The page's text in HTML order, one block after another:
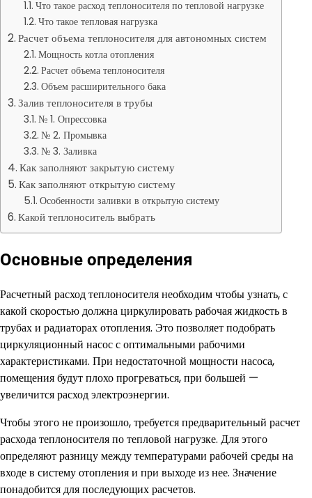
Что такое расход теплоносителя по тепловой нагрузке
Что такое тепловая нагрузка
Расчет объема теплоносителя для автономных систем
Мощность котла отопления
Расчет объема теплоносителя
Объем расширительного бака
Залив теплоносителя в трубы
№ 1. Опрессовка
№ 2. Промывка
№ 3. Заливка
Как заполняют закрытую систему
Как заполняют открытую систему
Особенности заливки в открытую систему
Какой теплоноситель выбрать
Основные определения
Расчетный расход теплоносителя необходим чтобы узнать, с
какой скоростью должна циркулировать рабочая жидкость в
трубах и радиаторах отопления. Это позволяет подобрать
циркуляционный насос с оптимальными рабочими
характеристиками. При недостаточной мощности насоса,
помещения будут плохо прогреваться, при большей —
увеличится расход электроэнергии.
Чтобы этого не произошло, требуется предварительный расчет
расхода теплоносителя по тепловой нагрузке. Для этого
определяют разницу между температурами рабочей среды на
входе в систему отопления и при выходе из нее. Значение
понадобится для последующих расчетов.